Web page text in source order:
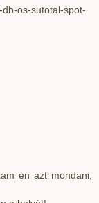
os-sutotal-spot-
én azt mondani,